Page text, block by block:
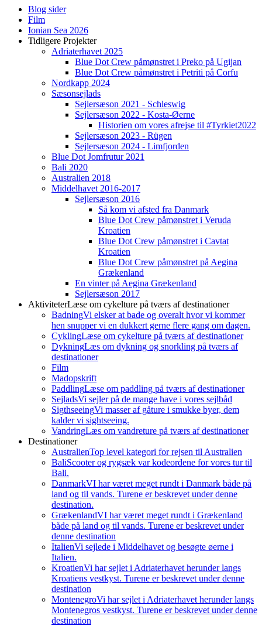
Blog sider
Film
Ionian Sea 2026
Tidligere Projekter
Adriaterhavet 2025
Blue Dot Crew påmønstret i Preko på Ugijan
Blue Dot Crew påmønstret i Petriti på Corfu
Nordkapp 2024
Sæsonsejlads
Sejlersæson 2021 - Schleswig
Sejlersæson 2022 - Kosta-Øerne
Historien om vores afrejse til #Tyrkiet2022
Sejlersæson 2023 - Rügen
Sejlersæson 2024 - Limfjorden
Blue Dot Jomfrutur 2021
Bali 2020
Australien 2018
Middelhavet 2016-2017
Sejlersæson 2016
Så kom vi afsted fra Danmark
Blue Dot Crew påmønstret i Veruda
Kroatien
Blue Dot Crew påmønstret i Cavtat
Kroatien
Blue Dot Crew påmønstret på Aegina
Grækenland
En vinter på Aegina Grækenland
Sejlersæson 2017
AktiviteterLæse om cykelture på tværs af destinationer
BadningVi elsker at bade og overalt hvor vi kommer
hen snupper vi en dukkert gerne flere gang om dagen.
CyklingLæse om cykelture på tværs af destinationer
DykningLæs om dykning og snorkling på tværs af
destinationer
Film
Madopskrift
PaddlingLæse om paddling på tværs af destinationer
SejladsVi sejler på de mange have i vores sejlbåd
SigthseeingVi masser af gåture i smukke byer, dem
kalder vi sightseeing.
VandringLæs om vandreture på tværs af destinationer
Destinationer
AustralienTop level kategori for rejsen til Australien
BaliScooter og rygsæk var kodeordene for vores tur til
Bali.
DanmarkVI har været meget rundt i Danmark både på
land og til vands. Turene er beskrevet under denne
destination.
GrækenlandVI har været meget rundt i Grækenland
både på land og til vands. Turene er beskrevet under
denne destination
ItalienVi sejlede i Middelhavet og besøgte øerne i
Italien.
KroatienVi har sejlet i Adriaterhavet herunder langs
Kroatiens vestkyst. Turene er beskrevet under denne
destination
MontenegroVi har sejlet i Adriaterhavet herunder langs
Montenegros vestkyst. Turene er beskrevet under denne
destination